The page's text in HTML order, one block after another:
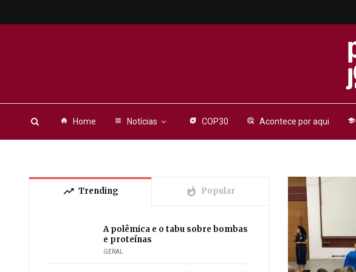
home Home view_headline Notícias energy_savings_leaf COP30 ads_click Acontece por aqui school
trending_up Trending whatshot Popular
A polêmica e o tabu sobre bombas
e proteínas
GERAL